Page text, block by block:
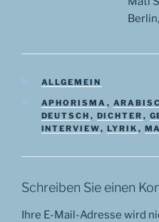
KATEGORIEN
ALLGEMEIN
SCHLAGWÖRTER
APHORISMA ,
DEUTSCH , DICHTER ,
INTERVIEW, LYRIK ,
Schreiben Sie einen
Ihre E-Mail-Adresse wird